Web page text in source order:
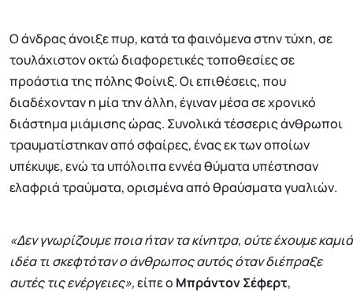
Ο άνδρας άνοιξε πυρ, κατά τα φαινόμενα στην τύχη, σε
τουλάχιστον οκτώ διαφορετικές τοποθεσίες σε
προάστια της πόλης Φοίνιξ. Οι επιθέσεις, που
διαδέχονταν η μία την άλλη, έγιναν μέσα σε χρονικό
διάστημα μιάμισης ώρας. Συνολικά τέσσερις άνθρωποι
τραυματίστηκαν από σφαίρες, ένας εκ των οποίων
υπέκυψε, ενώ τα υπόλοιπα εννέα θύματα υπέστησαν
ελαφριά τραύματα, ορισμένα από θραύσματα γυαλιών.
«Δεν γνωρίζουμε ποια ήταν τα κίνητρα, ούτε έχουμε καμιά
ιδέα τι σκεφτόταν ο άνθρωπος αυτός όταν διέπραξε
αυτές τις ενέργειες»,είπε ο Μπράντον Σέφερτ,